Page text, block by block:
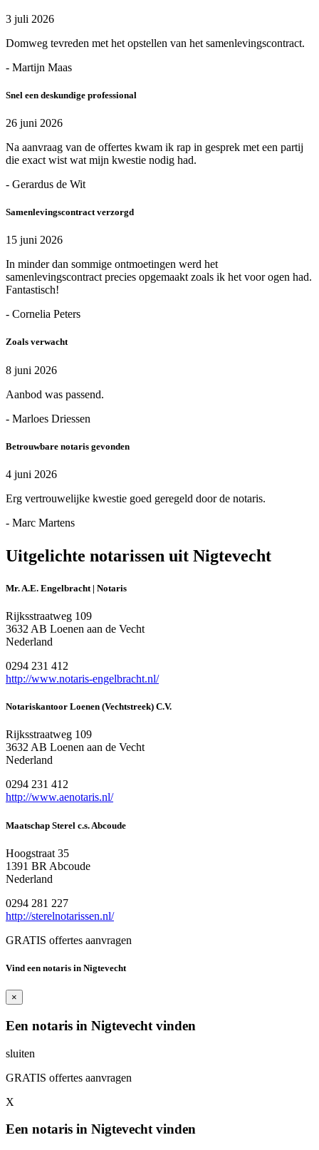
3 juli 2026
Domweg tevreden met het opstellen van het samenlevingscontract.
- Martijn Maas
Snel een deskundige professional
26 juni 2026
Na aanvraag van de offertes kwam ik rap in gesprek met een partij
die exact wist wat mijn kwestie nodig had.
- Gerardus de Wit
Samenlevingscontract verzorgd
15 juni 2026
In minder dan sommige ontmoetingen werd het
samenlevingscontract precies opgemaakt zoals ik het voor ogen had.
Fantastisch!
- Cornelia Peters
Zoals verwacht
8 juni 2026
Aanbod was passend.
- Marloes Driessen
Betrouwbare notaris gevonden
4 juni 2026
Erg vertrouwelijke kwestie goed geregeld door de notaris.
- Marc Martens
Uitgelichte notarissen uit Nigtevecht
Mr. A.E. Engelbracht | Notaris
Rijksstraatweg 109
3632 AB Loenen aan de Vecht
Nederland
0294 231 412
http://www.notaris-engelbracht.nl/
Notariskantoor Loenen (Vechtstreek) C.V.
Rijksstraatweg 109
3632 AB Loenen aan de Vecht
Nederland
0294 231 412
http://www.aenotaris.nl/
Maatschap Sterel c.s. Abcoude
Hoogstraat 35
1391 BR Abcoude
Nederland
0294 281 227
http://sterelnotarissen.nl/
GRATIS offertes aanvragen
Vind een notaris in Nigtevecht
×
Een notaris in Nigtevecht vinden
sluiten
GRATIS offertes aanvragen
X
Een notaris in Nigtevecht vinden